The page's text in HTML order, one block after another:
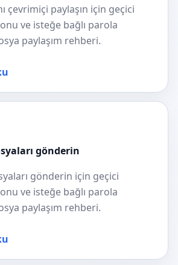
çevrimiçi paylaşın için geçici
ve isteğe bağlı parola
paylaşım rehberi.
gönderin
gönderin için geçici
ve isteğe bağlı parola
paylaşım rehberi.